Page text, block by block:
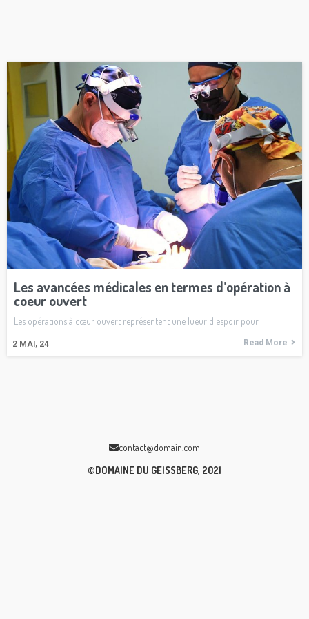
Les avancées médicales en termes d’opération à
coeur ouvert
2 MAI, 24
Les opérations à cœur ouvert représentent une lueur d'espoir pour
Read More
contact@domain.com
©DOMAINE DU GEISSBERG, 2021